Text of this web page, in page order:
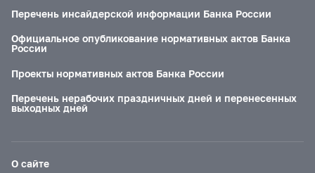
Перечень инсайдерской информации Банка России
Официальное опубликование нормативных актов Банка
России
Проекты нормативных актов Банка России
Перечень нерабочих праздничных дней и перенесенных
выходных дней
О сайте